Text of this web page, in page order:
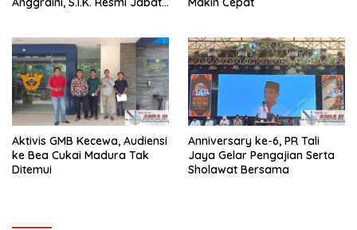
Aktivis GMB Kecewa, Audiensi
ke Bea Cukai Madura Tak
Ditemui
Anniversary ke-6, PR Tali
Jaya Gelar Pengajian Serta
Sholawat Bersama